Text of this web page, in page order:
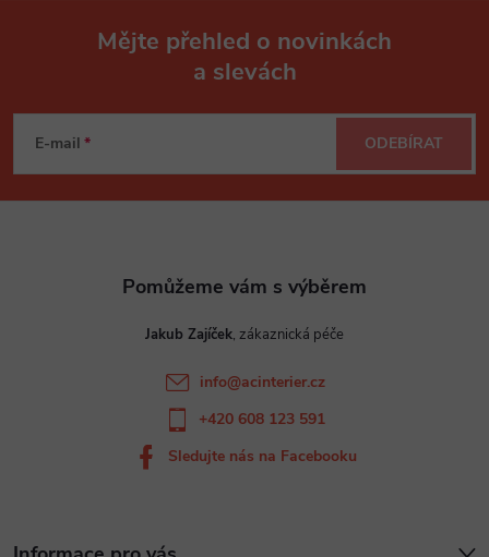
p
Mějte přehled o novinkách
a slevách
E-mail ODEBÍRAT
Jakub Zajíček
info@acinterier.cz
+420 608 123 591
Sledujte nás na Facebooku